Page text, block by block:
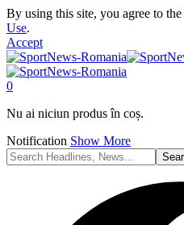
By using this site, you agree to the
Use.
Accept
0
Nu ai niciun produs în coș.
Notification Show More